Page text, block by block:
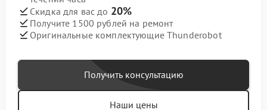
Скидка для вас до 20%
Получите 1500 рублей на ремонт
Оригинальные комплектующие Thunderobot
Получить консультацию
Наши цены